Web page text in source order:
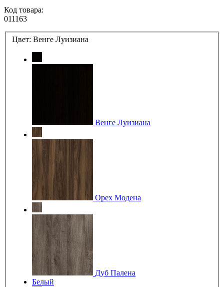
Код товара:
011163
Цвет: Венге Луизиана
Венге Луизиана
Орех Модена
Дуб Палена
Белый